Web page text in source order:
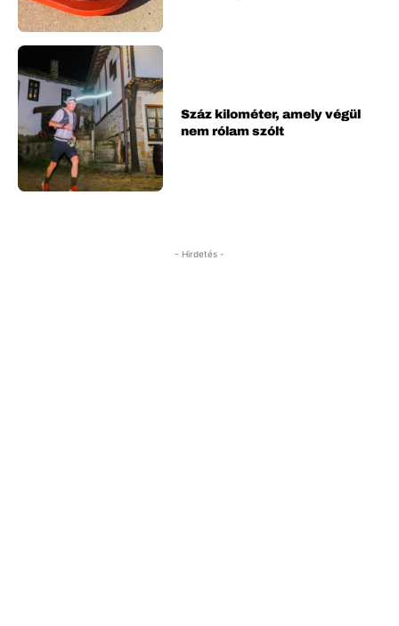
Száz kilométer, amely végül
nem rólam szólt
- Hirdetés -